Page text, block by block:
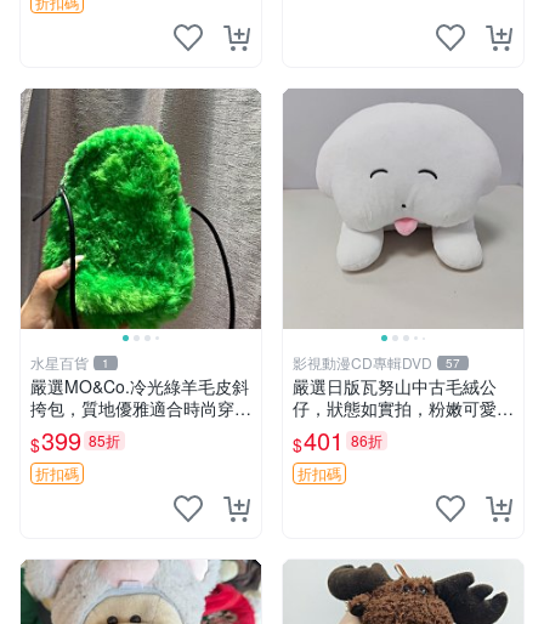
水星百貨 1
嚴選MO&Co.冷光綠羊毛皮斜
挎包，質地優雅適合時尚穿搭
冷光綠 皮包 斜挎包
$399 85折
折扣碼
影視動漫CD專輯DVD 57
嚴選日版瓦努山中古毛絨公
仔，狀態如實拍，粉嫩可愛粉
絲必備。中古珍藏保管精細，
紙箱氣泡膜包裝妥帖送達。
中古玩偶 玩具 毛絨公仔
$401 86折
折扣碼